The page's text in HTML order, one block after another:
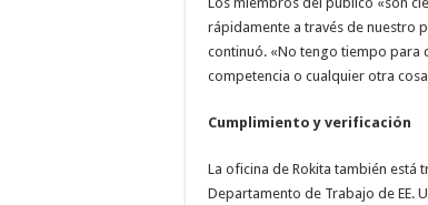
rápidamente a través de nuestro
continuó. «No tengo tiempo para
competencia o cualquier otra
Cumplimiento y verificación
La oficina de Rokita también está
Departamento de Trabajo de EE.